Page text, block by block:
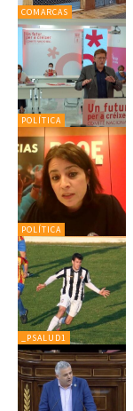
COMARCAS
POLÍTICA
POLÍTICA
_PSALUD1